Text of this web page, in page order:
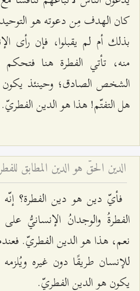
كان الهدف مِن دعوته هو
بذلك أم لم يقبلوا، فإن رأى
منه، تأتي الفطرة هنا
الشخص الصادق؛ وحينئذ
هل التفتّم! هذا هو الدين الفطريّ.
فأيّ دين هو دين الفطرة؟ إنّه
الفطرةُ والوجدانُ الإنسانيُّ على
نعم، هذا هو الدين الفطريّ.
للإنسان طريقًا دون غيره
يكون هو الدين الفطريّ.